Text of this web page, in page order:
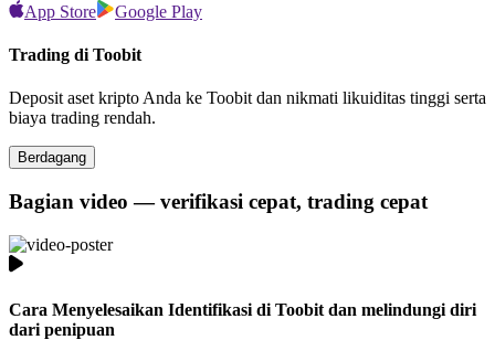
App Store Google Play
Trading di Toobit
Deposit aset kripto Anda ke Toobit dan nikmati likuiditas tinggi serta
biaya trading rendah.
Berdagang
Bagian video — verifikasi cepat, trading cepat
Cara Menyelesaikan Identifikasi di Toobit dan melindungi diri
dari penipuan